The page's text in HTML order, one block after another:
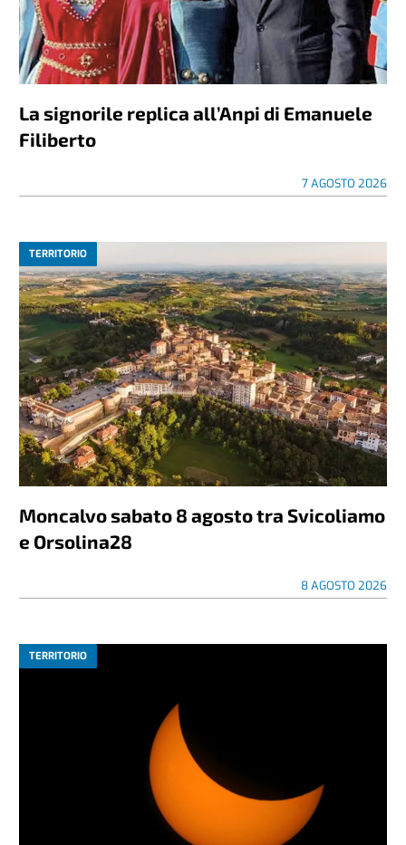
La signorile replica all’Anpi di Emanuele
Filiberto
7 AGOSTO 2026
TERRITORIO
Moncalvo sabato 8 agosto tra Svicoliamo
e Orsolina28
8 AGOSTO 2026
TERRITORIO